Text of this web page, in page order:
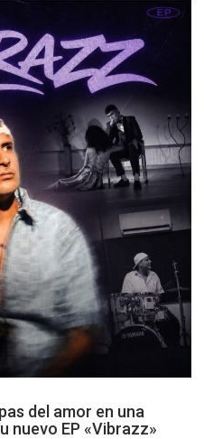
del amor en una
nuevo EP «Vibrazz»